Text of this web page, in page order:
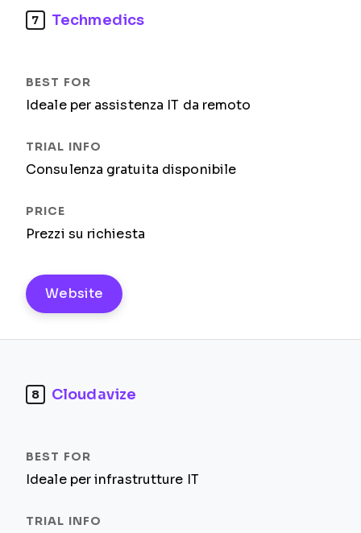
7 Techmedics
Ideale per assistenza IT da remoto
Consulenza gratuita disponibile
Prezzi su richiesta
Website
8 Cloudavize
Ideale per infrastrutture IT